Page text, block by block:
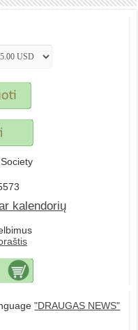
kalendorių
"DRAUGAS NEWS"